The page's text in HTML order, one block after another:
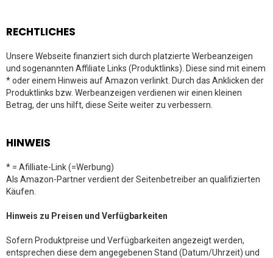
RECHTLICHES
Unsere Webseite finanziert sich durch platzierte Werbeanzeigen
und sogenannten Affiliate Links (Produktlinks). Diese sind mit einem
* oder einem Hinweis auf Amazon verlinkt. Durch das Anklicken der
Produktlinks bzw. Werbeanzeigen verdienen wir einen kleinen
Betrag, der uns hilft, diese Seite weiter zu verbessern.
HINWEIS
* = Afilliate-Link (=Werbung)
Als Amazon-Partner verdient der Seitenbetreiber an qualifizierten
Käufen.
Hinweis zu Preisen und Verfügbarkeiten
Sofern Produktpreise und Verfügbarkeiten angezeigt werden,
entsprechen diese dem angegebenen Stand (Datum/Uhrzeit) und